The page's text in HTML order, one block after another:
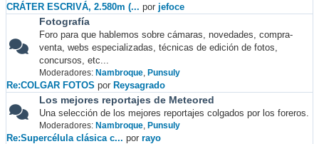
CRÁTER ESCRIVÁ, 2.580m (... por jefoce
Fotografía
Foro para que hablemos sobre cámaras, novedades, compra-
venta, webs especializadas, técnicas de edición de fotos,
concursos, etc...
Moderadores: Nambroque, Punsuly
Re:COLGAR FOTOS por Reysagrado
Los mejores reportajes de Meteored
Una selección de los mejores reportajes colgados por los foreros.
Moderadores: Nambroque, Punsuly
Re:Supercélula clásica c... por rayo